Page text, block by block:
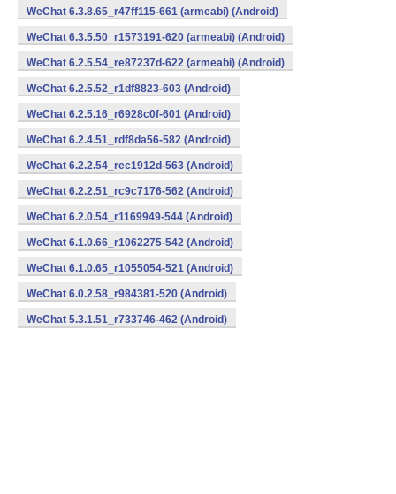
WeChat 6.3.8.65_r47ff115-661 (armeabi) (Android)
WeChat 6.3.5.50_r1573191-620 (armeabi) (Android)
WeChat 6.2.5.54_re87237d-622 (armeabi) (Android)
WeChat 6.2.5.52_r1df8823-603 (Android)
WeChat 6.2.5.16_r6928c0f-601 (Android)
WeChat 6.2.4.51_rdf8da56-582 (Android)
WeChat 6.2.2.54_rec1912d-563 (Android)
WeChat 6.2.2.51_rc9c7176-562 (Android)
WeChat 6.2.0.54_r1169949-544 (Android)
WeChat 6.1.0.66_r1062275-542 (Android)
WeChat 6.1.0.65_r1055054-521 (Android)
WeChat 6.0.2.58_r984381-520 (Android)
WeChat 5.3.1.51_r733746-462 (Android)